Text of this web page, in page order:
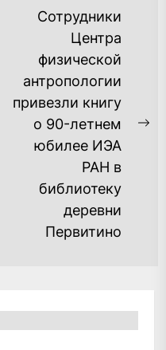
Сотрудники
Центра
физической
антропологии
привезли книгу
о 90-летнем
юбилее ИЭА
РАН в
библиотеку
деревни
Первитино